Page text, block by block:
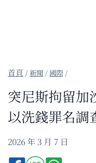
/新聞 / 國際 /
突尼斯拘留加
以洗錢罪名調
2026 年 3 月 7 日